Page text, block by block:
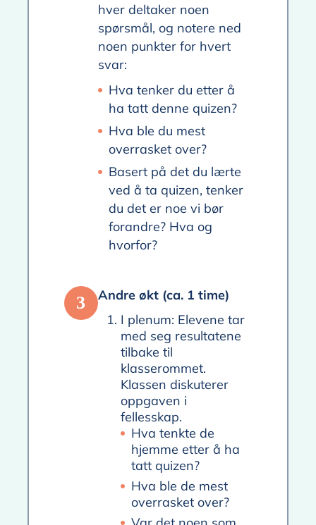
hver deltaker noen
spørsmål, og notere ned
noen punkter for hvert
svar:
Hva tenker du etter å
ha tatt denne quizen?
Hva ble du mest
overrasket over?
Basert på det du lærte
ved å ta quizen, tenker
du det er noe vi bør
forandre? Hva og
hvorfor?
3
Andre økt (ca. 1 time)
I plenum: Elevene tar
med seg resultatene
tilbake til
klasserommet.
Klassen diskuterer
oppgaven i
fellesskap.
Hva tenkte de
hjemme etter å ha
tatt quizen?
Hva ble de mest
overrasket over?